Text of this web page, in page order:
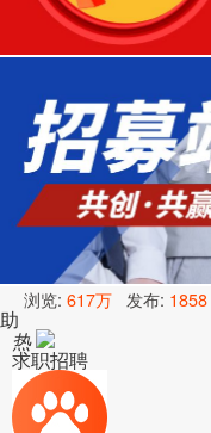
浏览: 617万 发布: 1858
助
热
求职招聘